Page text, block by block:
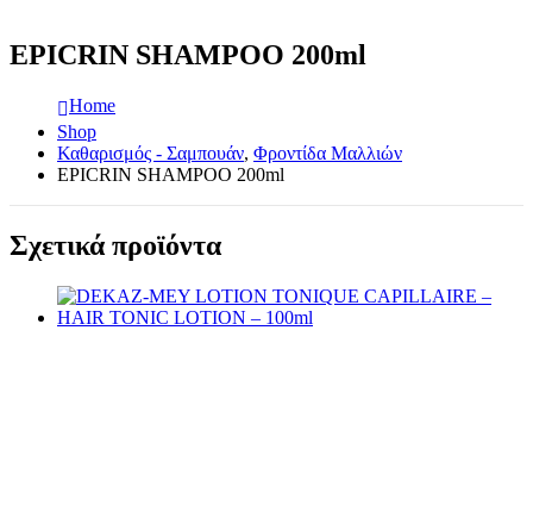
EPICRIN SHAMPOO 200ml
Home
Shop
Καθαρισμός - Σαμπουάν, Φροντίδα Μαλλιών
EPICRIN SHAMPOO 200ml
Σχετικά προϊόντα